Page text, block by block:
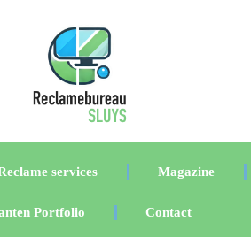
services Magazine
Portfolio Contact